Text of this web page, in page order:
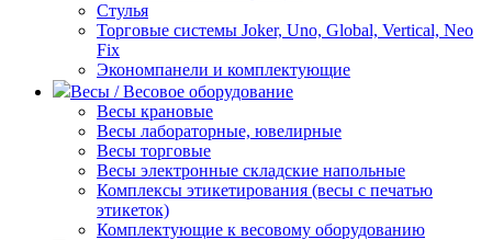
Стулья
Торговые системы Joker, Uno, Global, Vertical, Neo
Fix
Экономпанели и комплектующие
Весы / Весовое оборудование
Весы крановые
Весы лабораторные, ювелирные
Весы торговые
Весы электронные складские напольные
Комплексы этикетирования (весы с печатью
этикеток)
Комплектующие к весовому оборудованию